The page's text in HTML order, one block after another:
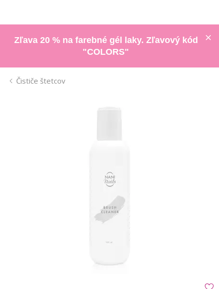
Zľava 20 % na farebné gél laky. Zľavový kód
"COLORS"
Čističe štetcov